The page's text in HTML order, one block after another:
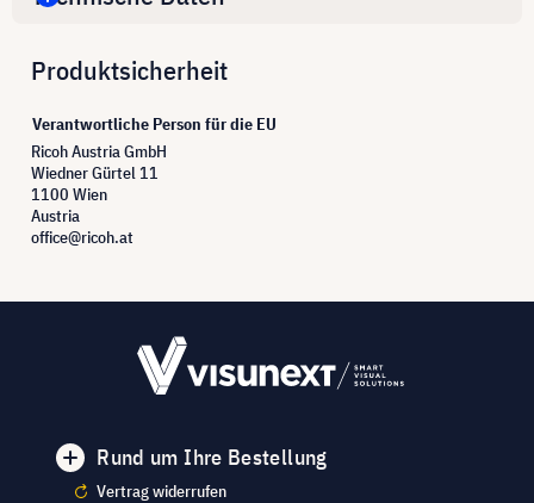
Produktsicherheit
Verantwortliche Person für die EU
Ricoh Austria GmbH
Wiedner Gürtel 11
1100 Wien
Austria
office@ricoh.at
Rund um Ihre Bestellung
Vertrag widerrufen